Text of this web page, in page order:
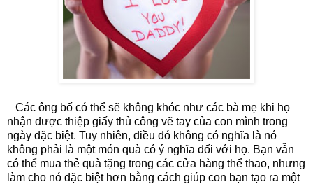
Các ông bố có thể sẽ không khóc như các bà mẹ khi họ
nhận được thiệp giấy thủ công vẽ tay của con mình trong
ngày đặc biệt. Tuy nhiên, điều đó không có nghĩa là nó
không phải là một món quà có ý nghĩa đối với họ. Bạn vẫn
có thể mua thẻ quà tặng trong các cửa hàng thể thao, nhưng
làm cho nó đặc biệt hơn bằng cách giúp con bạn tạo ra một